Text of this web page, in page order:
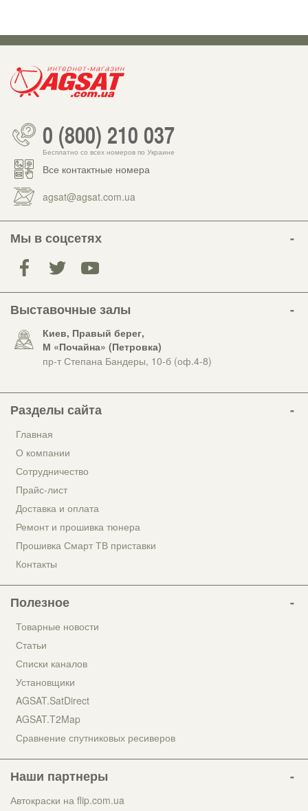
0 (800) 210 037
Бесплатно со всех номеров по Украине
Все контактные номера
agsat@agsat.com.ua
Мы в соцсетях
Выставочные залы
Киев, Правый берег,
М «Почайна» (Петровка)
пр-т Степана Бандеры, 10-б (оф.4-8)
Разделы сайта
Главная
О компании
Сотрудничество
Прайс-лист
Доставка и оплата
Ремонт и прошивка тюнера
Прошивка Смарт ТВ приставки
Контакты
Полезное
Товарные новости
Статьи
Списки каналов
Установщики
AGSAT.SatDirect
AGSAT.T2Map
Сравнение спутниковых ресиверов
Наши партнеры
Автокраски на flip.com.ua